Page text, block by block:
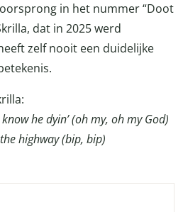
in het nummer “Doot
dat in 2025 werd
zelf nooit een duidelijke
he dyin’ (oh my, oh my God)
highway (bip, bip)